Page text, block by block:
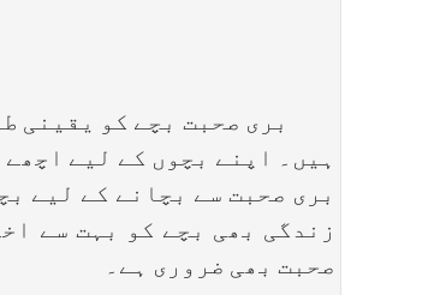
بری صحبت بچے کو یقینی
ہیں۔ اپنے بچوں کے لیے
بری صحبت سے بچانے کے لیے
زندگی بھی بچے کو بہت سے
صحبت بھی ضروری ہے۔